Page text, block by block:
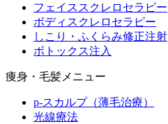
フェイススクレロセラピー
ボディスクレロセラピー
しこり・ふくらみ修正注射
ボトックス注入
痩身・毛髪メニュー
p-スカルプ（薄毛治療）
光線療法